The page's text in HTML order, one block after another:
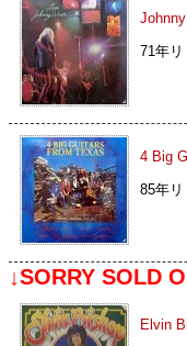
71年
4 Big
85年
↓SORRY SOLD
Elvin